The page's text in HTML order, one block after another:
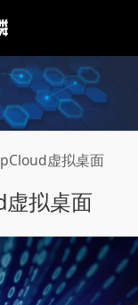
拟桌
虚拟桌面
拟桌面